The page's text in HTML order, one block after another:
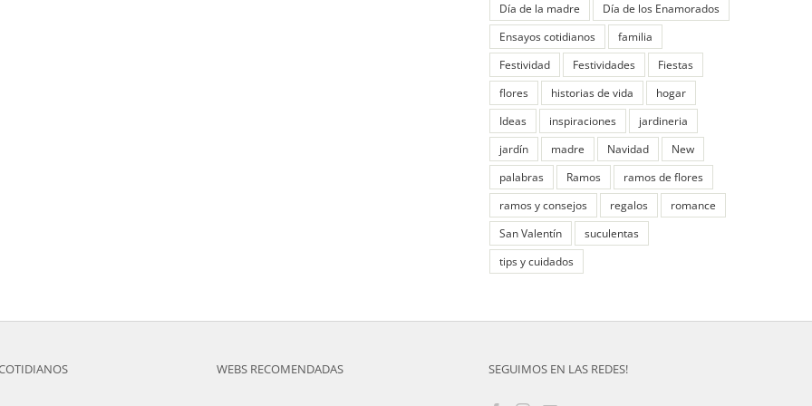
Día de la madre
Día de los Enamorados
Ensayos cotidianos
familia
Festividad
Festividades
Fiestas
flores
historias de vida
hogar
Ideas
inspiraciones
jardineria
jardín
madre Navidad
New
palabras
Ramos
ramos de flores
ramos y consejos
regalos
romance
San Valentín
suculentas
tips y cuidados
WEBS RECOMENDADAS SEGUIMOS EN LAS REDES!